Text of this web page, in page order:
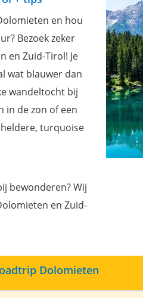
en hou
Bezoek zeker
en Zuid-Tirol! Je
wat blauwer dan
wandeltocht bij
in de zon of een
turquoise
bewonderen? Wij
en Zuid-
Dolomieten